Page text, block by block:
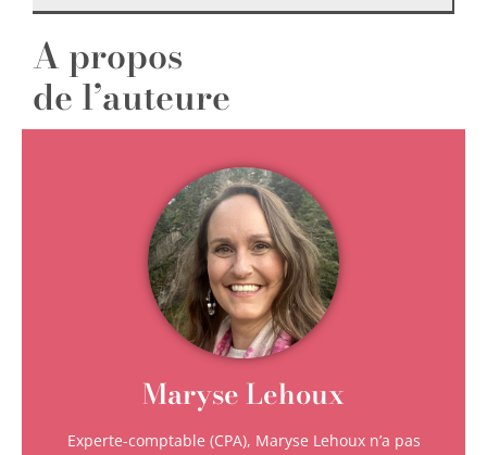
A propos
de l’auteure
Maryse Lehoux
Experte-comptable (CPA), Maryse Lehoux n’a pas